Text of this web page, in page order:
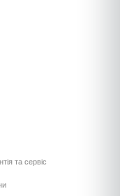
та сервіс